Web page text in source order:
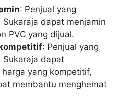
: Penjual yang
dapat menjamin
PVC yang dijual.
: Penjual yang
Sukaraja dapat
yang kompetitif,
membantu menghemat